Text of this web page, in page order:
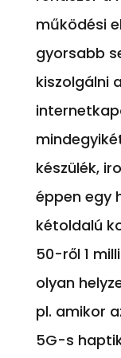
működési
gyorsabb
kiszolgálni
készülék,
éppen egy
kétoldalú
50-ről 1
olyan
pl. amikor
5G-s